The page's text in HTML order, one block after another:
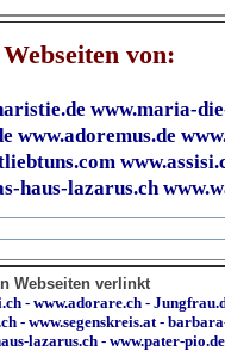
von:
www.maria-
www.adoremus.de
haus-lazarus.ch
Webseiten verlinkt
- www.adorare.ch -
- www.segenskreis.at -
lazarus.ch - www.pater-pio.de